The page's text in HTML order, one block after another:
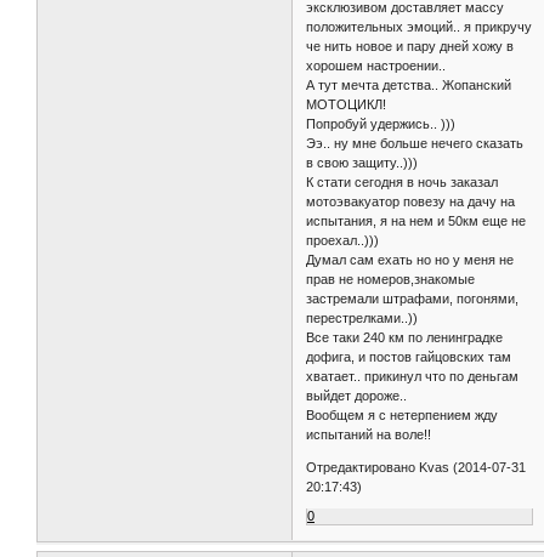
эксклюзивом доставляет массу
положительных эмоций.. я прикручу
че нить новое и пару дней хожу в
хорошем настроении..
А тут мечта детства.. Жопанский
МОТОЦИКЛ!
Попробуй удержись.. )))
Ээ.. ну мне больше нечего сказать
в свою защиту..)))
К стати сегодня в ночь заказал
мотоэвакуатор повезу на дачу на
испытания, я на нем и 50км еще не
проехал..)))
Думал сам ехать но но у меня не
прав не номеров,знакомые
застремали штрафами, погонями,
перестрелками..))
Все таки 240 км по ленинградке
дофига, и постов гайцовских там
хватает.. прикинул что по деньгам
выйдет дороже..
Вообщем я с нетерпением жду
испытаний на воле!!
Отредактировано Kvas (2014-07-31
20:17:43)
0